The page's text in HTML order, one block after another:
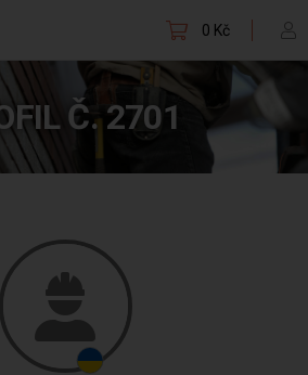
0 Kč
Č. 2701